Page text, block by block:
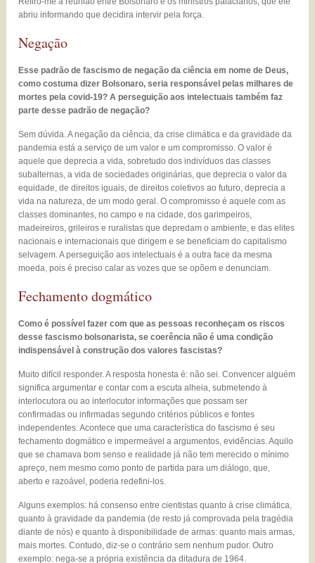
abriu informando que decidira intervir pela força.
Negação
Esse padrão de fascismo de negação da ciência em nome de Deus,
como costuma dizer Bolsonaro, seria responsável pelas milhares de
mortes pela covid-19? A perseguição aos intelectuais também faz
parte desse padrão de negação?
Sem dúvida. A negação da ciência, da crise climática e da gravidade da
pandemia está a serviço de um valor e um compromisso. O valor é
aquele que deprecia a vida, sobretudo dos indivíduos das classes
subalternas, a vida de sociedades originárias, que deprecia o valor da
equidade, de direitos iguais, de direitos coletivos ao futuro, deprecia a
vida na natureza, de um modo geral. O compromisso é aquele com as
classes dominantes, no campo e na cidade, dos garimpeiros,
madeireiros, grileiros e ruralistas que depredam o ambiente, e das elites
nacionais e internacionais que dirigem e se beneficiam do capitalismo
selvagem. A perseguição aos intelectuais é a outra face da mesma
moeda, pois é preciso calar as vozes que se opõem e denunciam.
Fechamento dogmático
Como é possível fazer com que as pessoas reconheçam os riscos
desse fascismo bolsonarista, se coerência não é uma condição
indispensável à construção dos valores fascistas?
Muito difícil responder. A resposta honesta é: não sei. Convencer alguém
significa argumentar e contar com a escuta alheia, submetendo à
interlocutora ou ao interlocutor informações que possam ser
confirmadas ou infirmadas segundo critérios públicos e fontes
independentes. Acontece que uma característica do fascismo é seu
fechamento dogmático e impermeável a argumentos, evidências. Aquilo
que se chamava bom senso e realidade já não tem merecido o mínimo
apreço, nem mesmo como ponto de partida para um diálogo, que,
aberto e razoável, poderia redefini-los.
Alguns exemplos: há consenso entre cientistas quanto à crise climática,
quanto à gravidade da pandemia (de resto já comprovada pela tragédia
diante de nós) e quanto à disponibilidade de armas: quanto mais armas,
mais mortes. Contudo, diz-se o contrário sem nenhum pudor. Outro
exemplo: nega-se a própria existência da ditadura de 1964.